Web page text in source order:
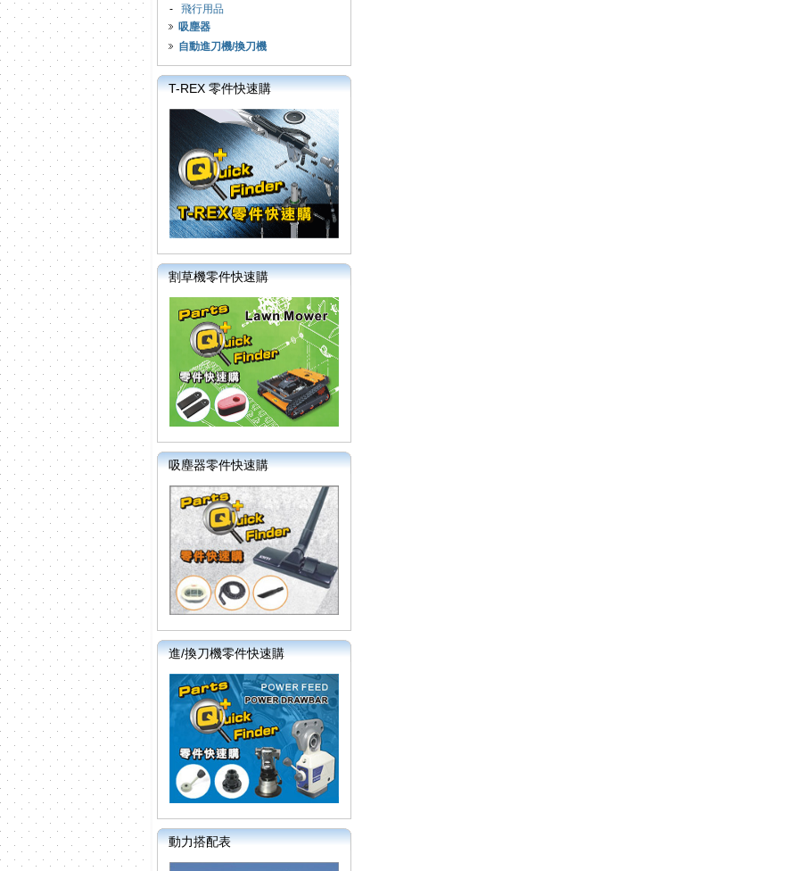
- 飛行用品
吸塵器
自動進刀機/換刀機
T-REX 零件快速購
割草機零件快速購
吸塵器零件快速購
進/換刀機零件快速購
動力搭配表